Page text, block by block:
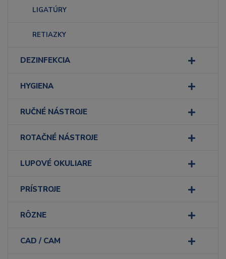
LIGATÚRY
RETIAZKY
DEZINFEKCIA
HYGIENA
RUČNÉ NÁSTROJE
ROTAČNÉ NÁSTROJE
LUPOVÉ OKULIARE
PRÍSTROJE
RÔZNE
CAD / CAM